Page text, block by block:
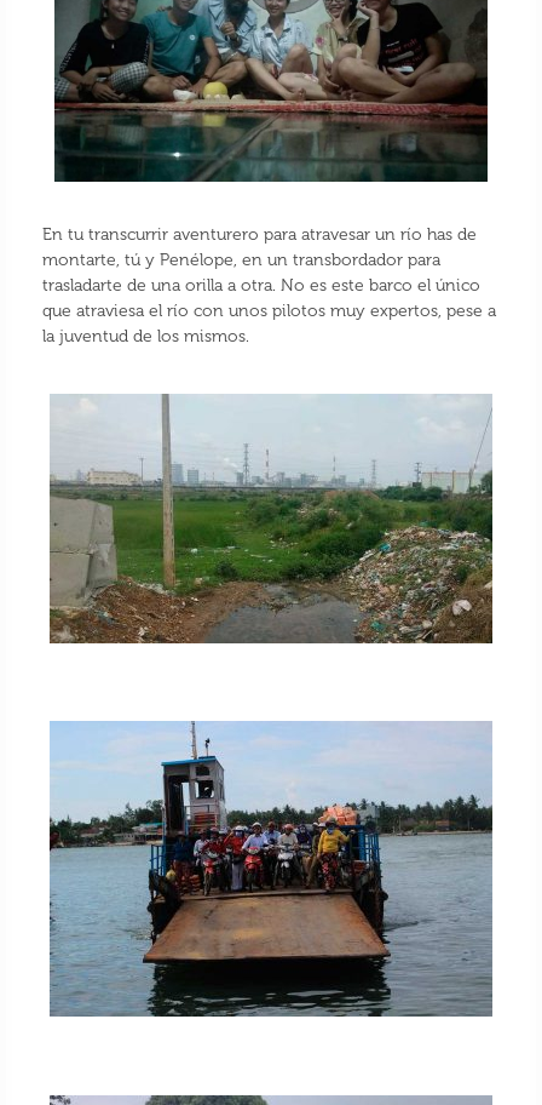
En tu transcurrir aventurero para atravesar un río has de
montarte, tú y Penélope, en un transbordador para
trasladarte de una orilla a otra. No es este barco el único
que atraviesa el río con unos pilotos muy expertos, pese a
la juventud de los mismos.